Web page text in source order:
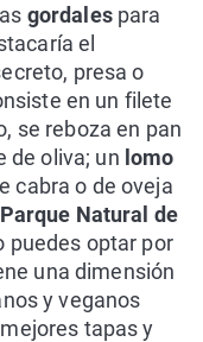
gordalespara
el
presa o
en un filete
se reboza en pan
de oliva; un lomo
cabra o de oveja
Parque Natural de
puedes optar por
una dimensión
y veganos
tapas y